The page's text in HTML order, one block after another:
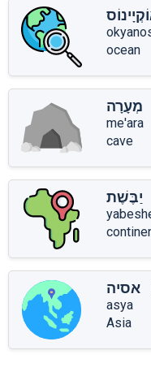
ocean
מְעָרָה
me'ara
cave
יַבֶּשֶׁת
אסיה
asya
Asia